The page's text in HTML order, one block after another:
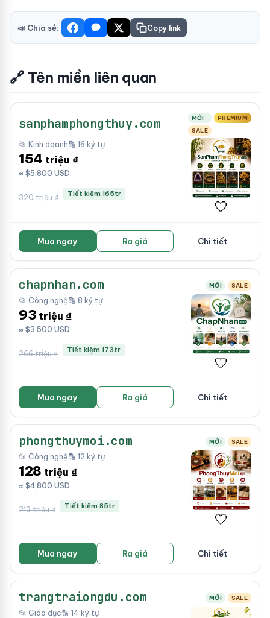
📣 Chia sẻ: Copy link
🔗 Tên miền liên quan
sanphamphongthuy.com MỚI
PREMIUM
SALE
📂 Kinh doanh🔡 16 ký tự
154 triệu ₫
≈ $5,800 USD
320 triệu ₫ Tiết kiệm 165tr
🤍
Mua ngay Ra giá Chi tiết
chapnhan.com MỚI SALE
📂 Công nghệ🔡 8 ký tự
93 triệu ₫
≈ $3,500 USD
266 triệu ₫ Tiết kiệm 173tr
🤍
Mua ngay Ra giá Chi tiết
phongthuymoi.com MỚI SALE
📂 Công nghệ🔡 12 ký tự
128 triệu ₫
≈ $4,800 USD
213 triệu ₫ Tiết kiệm 85tr
🤍
Mua ngay Ra giá Chi tiết
trangtraiongdu.com MỚI SALE
📂 Giáo dục🔡 14 ký tự